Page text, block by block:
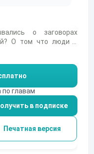
о заговорах
О том что люди в
за свою жизнь? - Они
стали жертвами
но не все
был запланирован
Гром со своими
Если же конечно им
по главам
в подписке
Печатная версия